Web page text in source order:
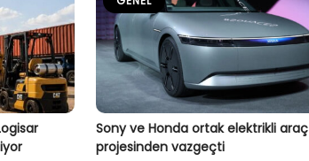
Sony ve Honda ortak elektrikli araç
projesinden vazgeçti